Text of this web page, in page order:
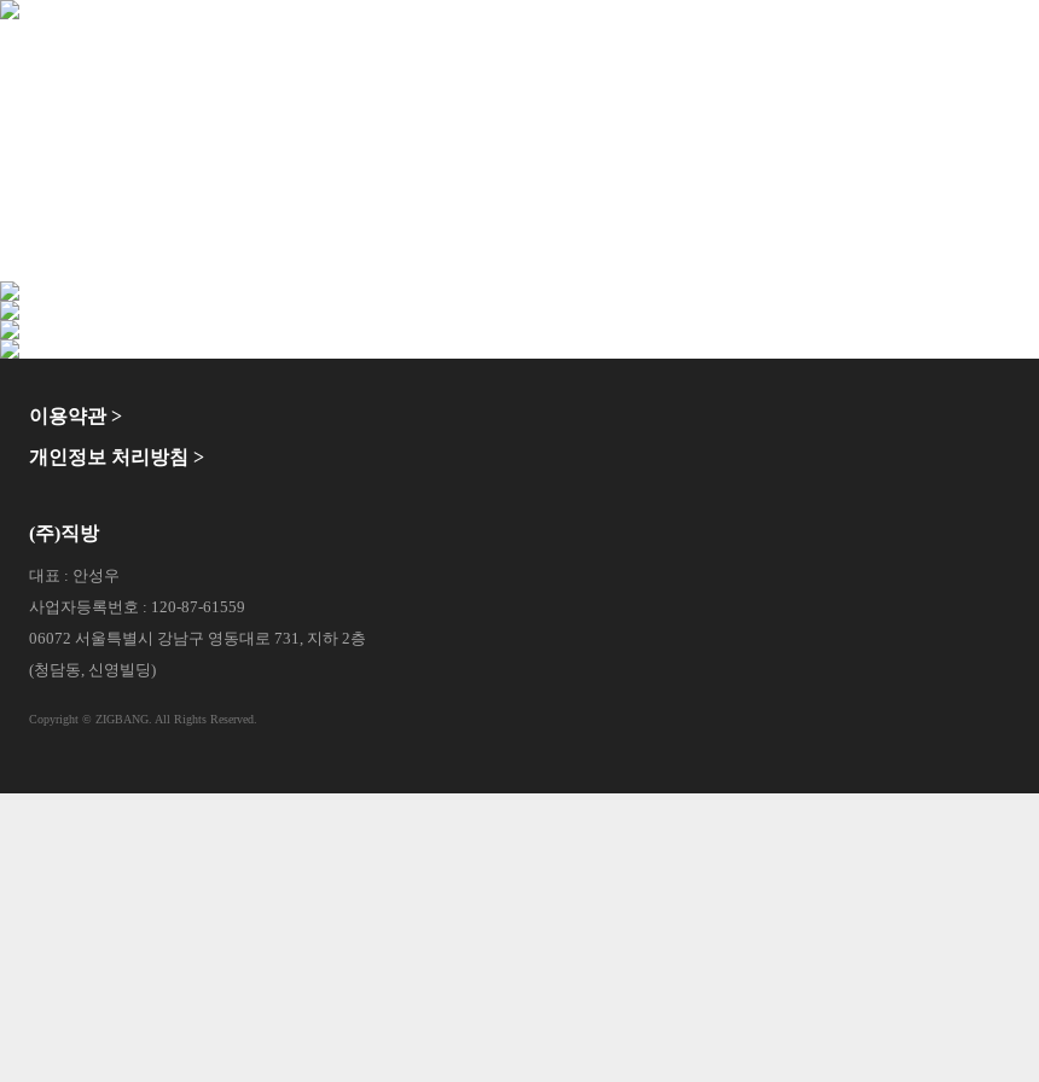
이용약관 >
개인정보 처리방침 >
(주)직방
대표 : 안성우
사업자등록번호 : 120-87-61559
06072 서울특별시 강남구 영동대로 731, 지하 2층
(청담동, 신영빌딩)
Copyright © ZIGBANG. All Rights Reserved.